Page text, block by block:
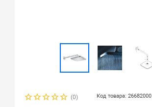
(0) Код товара: 26682000